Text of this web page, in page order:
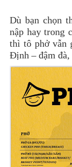
Dù bạn chọn
nập hay trong
thì tô phở vẫn
Định – đậm đà,